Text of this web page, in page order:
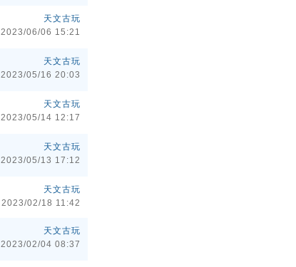
天文古玩
2023/06/06 15:21
天文古玩
2023/05/16 20:03
天文古玩
2023/05/14 12:17
天文古玩
2023/05/13 17:12
天文古玩
2023/02/18 11:42
天文古玩
2023/02/04 08:37